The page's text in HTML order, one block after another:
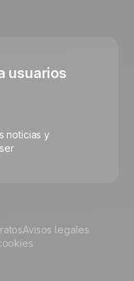
cookies
usuarios
noticias y
Avisos legales